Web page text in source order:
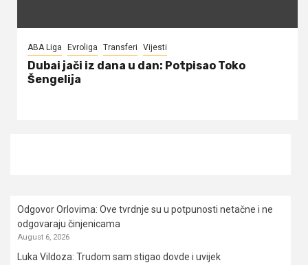
ABA Liga Evroliga Transferi Vijesti
Dubai jači iz dana u dan: Potpisao Toko
Šengelija
Odgovor Orlovima: ​Ove tvrdnje su u potpunosti netačne i ne
odgovaraju činjenicama
August 6, 2026
Luka Vildoza: Trudom sam stigao dovde i uvijek